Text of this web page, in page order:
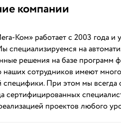
компании
Ком» работает с 2003 года и
специализируемся на
решения на базе программ
сотрудников имеют
специфики. При этом мы
проектов любого